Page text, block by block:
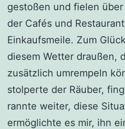
gestoßen und fielen
der Cafés und
Einkaufsmeile. Zum
diesem Wetter draußen,
zusätzlich umrempeln
stolperte der Räuber,
rannte weiter, diese
ermöglichte es mir, ihn